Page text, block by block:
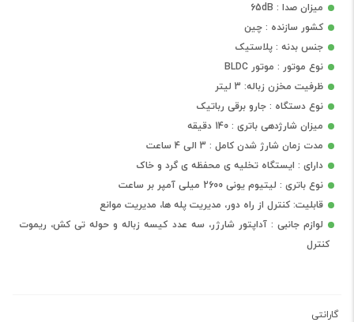
میزان صدا : 65dB
کشور سازنده : چین
جنس بدنه : پلاستیک
نوع موتور : موتور BLDC
ظرفیت مخزن زباله: 3 لیتر
نوع دستگاه : جارو برقی رباتیک
میزان شارژدهی باتری : 140 دقیقه
مدت زمان شارژ شدن کامل : 3 الی 4 ساعت
دارای : ایستگاه تخلیه ی محفظه ی گرد و خاک
نوع باتری : لیتیوم یونی 2600 میلی آمپر بر ساعت
قابلیت: کنترل از راه دور، مدیریت پله ها، مدیریت موانع
لوازم جانبی : آداپتور شارژر، سه عدد کیسه زباله و حوله تی کش، ریموت
کنترل
گارانتی